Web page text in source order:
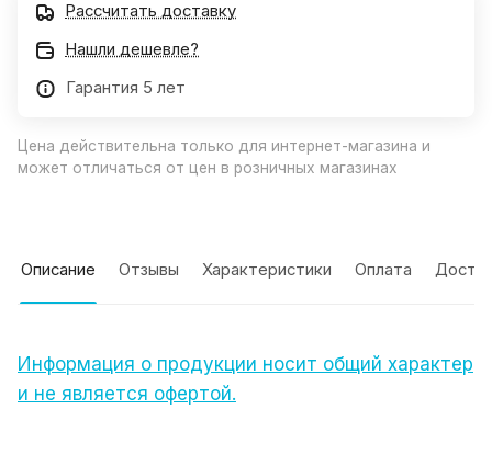
Рассчитать доставку
Нашли дешевле?
Гарантия 5 лет
Цена действительна только для интернет-магазина и
может отличаться от цен в розничных магазинах
Описание Отзывы Характеристики Оплата
Информация о продукции носит общий характер
и не является офертой.